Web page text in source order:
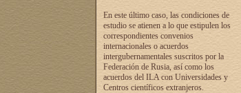
En este último caso, las condiciones de
estudio se atienen a lo que estipulen los
correspondientes convenios
internacionales o acuerdos
intergubernamentales suscritos por la
Federación de Rusia, así como los
acuerdos del ILA con Universidades y
Centros científicos extranjeros.